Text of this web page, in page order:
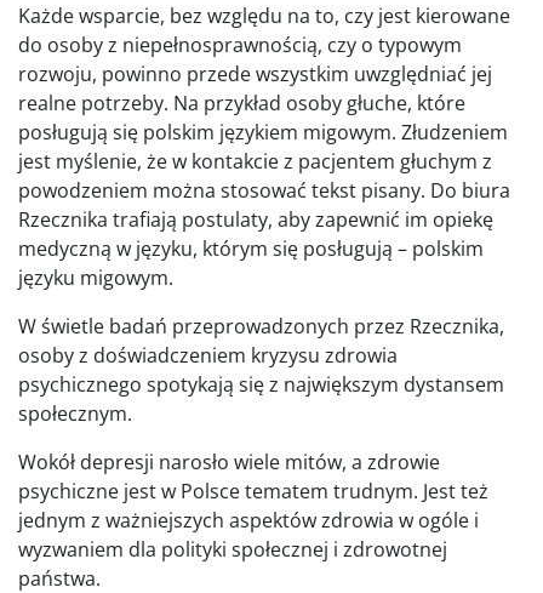
Każde wsparcie, bez względu na to, czy jest kierowane
do osoby z niepełnosprawnością, czy o typowym
rozwoju, powinno przede wszystkim uwzględniać jej
realne potrzeby. Na przykład osoby głuche, które
posługują się polskim językiem migowym. Złudzeniem
jest myślenie, że w kontakcie z pacjentem głuchym z
powodzeniem można stosować tekst pisany. Do biura
Rzecznika trafiają postulaty, aby zapewnić im opiekę
medyczną w języku, którym się posługują – polskim
języku migowym.
W świetle badań przeprowadzonych przez Rzecznika,
osoby z doświadczeniem kryzysu zdrowia
psychicznego spotykają się z największym dystansem
społecznym.
Wokół depresji narosło wiele mitów, a zdrowie
psychiczne jest w Polsce tematem trudnym. Jest też
jednym z ważniejszych aspektów zdrowia w ogóle i
wyzwaniem dla polityki społecznej i zdrowotnej
państwa.